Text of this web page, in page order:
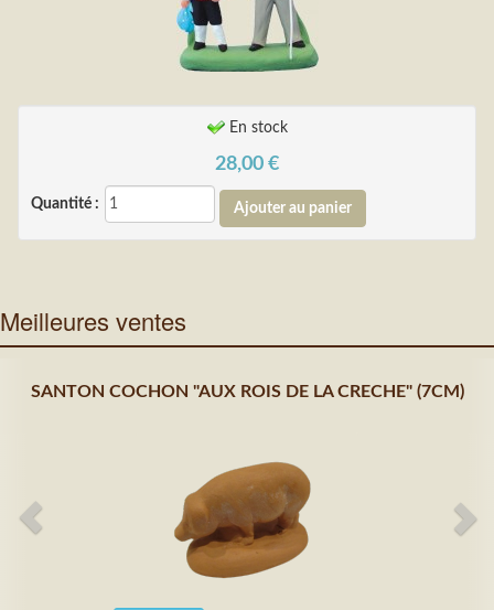
En stock
28,00 €
Quantité :
Meilleures ventes
SANTON COCHON "AUX ROIS DE LA CRECHE" (7CM)